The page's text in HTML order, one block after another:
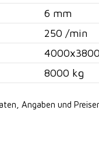
6 mm
250 /min
8000 kg
Angaben und